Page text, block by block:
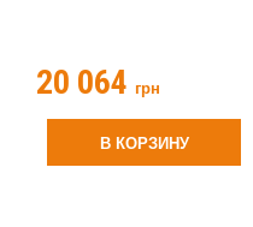
20 064 грн
В КОРЗИНУ